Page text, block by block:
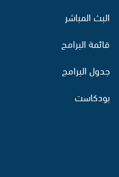
البث المباشر
قائمة البرامج
جدول البرامج
بودكاست